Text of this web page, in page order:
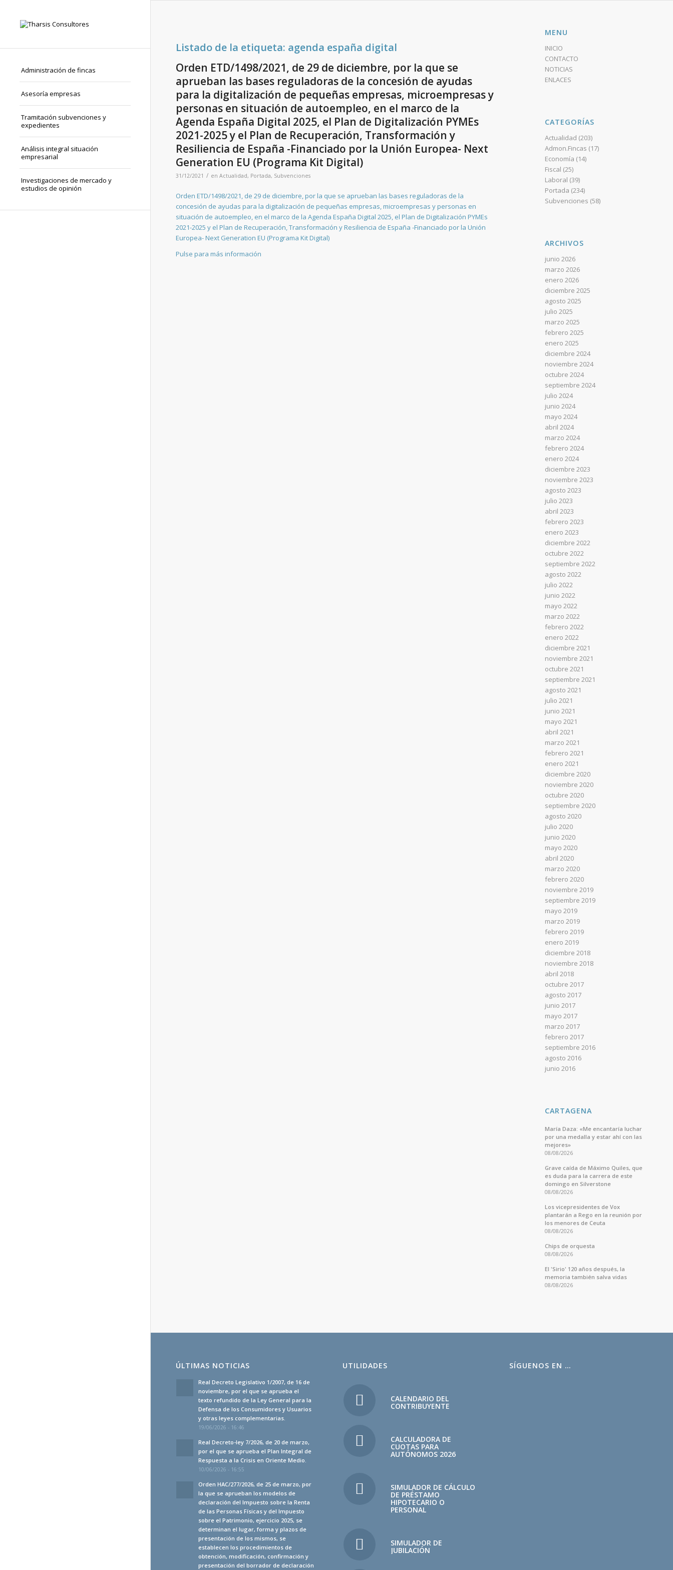
Administración de fincas
Asesoría empresas
Tramitación subvenciones y
expedientes
Análisis integral situación
empresarial
Investigaciones de mercado y
estudios de opinión
Listado de la etiqueta: agenda españa digital
Orden ETD/1498/2021, de 29 de diciembre, por la que se
aprueban las bases reguladoras de la concesión de ayudas
para la digitalización de pequeñas empresas, microempresas y
personas en situación de autoempleo, en el marco de la
Agenda España Digital 2025, el Plan de Digitalización PYMEs
2021-2025 y el Plan de Recuperación, Transformación y
Resiliencia de España -Financiado por la Unión Europea- Next
Generation EU (Programa Kit Digital)
31/12/2021 / en Actualidad, Portada, Subvenciones
Orden ETD/1498/2021, de 29 de diciembre, por la que se aprueban las bases reguladoras de la
concesión de ayudas para la digitalización de pequeñas empresas, microempresas y personas en
situación de autoempleo, en el marco de la Agenda España Digital 2025, el Plan de Digitalización PYMEs
2021-2025 y el Plan de Recuperación, Transformación y Resiliencia de España -Financiado por la Unión
Europea- Next Generation EU (Programa Kit Digital)
Pulse para más información
MENU
INICIO
CONTACTO
NOTICIAS
ENLACES
CATEGORÍAS
Actualidad (203)
Admon.Fincas (17)
Economía (14)
Fiscal (25)
Laboral (39)
Portada (234)
Subvenciones (58)
ARCHIVOS
junio 2026
marzo 2026
enero 2026
diciembre 2025
agosto 2025
julio 2025
marzo 2025
febrero 2025
enero 2025
diciembre 2024
noviembre 2024
octubre 2024
septiembre 2024
julio 2024
junio 2024
mayo 2024
abril 2024
marzo 2024
febrero 2024
enero 2024
diciembre 2023
noviembre 2023
agosto 2023
julio 2023
abril 2023
febrero 2023
enero 2023
diciembre 2022
octubre 2022
septiembre 2022
agosto 2022
julio 2022
junio 2022
mayo 2022
marzo 2022
febrero 2022
enero 2022
diciembre 2021
noviembre 2021
octubre 2021
septiembre 2021
agosto 2021
julio 2021
junio 2021
mayo 2021
abril 2021
marzo 2021
febrero 2021
enero 2021
diciembre 2020
noviembre 2020
octubre 2020
septiembre 2020
agosto 2020
julio 2020
junio 2020
mayo 2020
abril 2020
marzo 2020
febrero 2020
noviembre 2019
septiembre 2019
mayo 2019
marzo 2019
febrero 2019
enero 2019
diciembre 2018
noviembre 2018
abril 2018
octubre 2017
agosto 2017
junio 2017
mayo 2017
marzo 2017
febrero 2017
septiembre 2016
agosto 2016
junio 2016
CARTAGENA
María Daza: «Me encantaría luchar
por una medalla y estar ahí con las
mejores»
08/08/2026
Grave caída de Máximo Quiles, que
es duda para la carrera de este
domingo en Silverstone
08/08/2026
Los vicepresidentes de Vox
plantarán a Rego en la reunión por
los menores de Ceuta
08/08/2026
Chips de orquesta
08/08/2026
El 'Sirio' 120 años después, la
memoria también salva vidas
08/08/2026
ÚLTIMAS NOTICIAS
Real Decreto Legislativo 1/2007, de 16 de
noviembre, por el que se aprueba el
texto refundido de la Ley General para la
Defensa de los Consumidores y Usuarios
y otras leyes complementarias.
19/06/2026 - 16:46
Real Decreto-ley 7/2026, de 20 de marzo,
por el que se aprueba el Plan Integral de
Respuesta a la Crisis en Oriente Medio.
10/06/2026 - 16:55
Orden HAC/277/2026, de 25 de marzo, por
la que se aprueban los modelos de
declaración del Impuesto sobre la Renta
de las Personas Físicas y del Impuesto
sobre el Patrimonio, ejercicio 2025, se
determinan el lugar, forma y plazos de
presentación de los mismos, se
establecen los procedimientos de
obtención, modificación, confirmación y
presentación del borrador de declaración
UTILIDADES
CALENDARIO DEL
CONTRIBUYENTE
CALCULADORA DE
CUOTAS PARA
AUTÓNOMOS 2026
SIMULADOR DE CÁLCULO
DE PRÉSTAMO
HIPOTECARIO O
PERSONAL
SIMULADOR DE
JUBILACIÓN
SÍGUENOS EN …